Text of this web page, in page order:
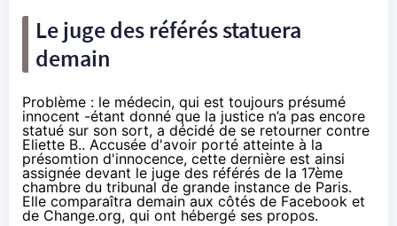
Le juge des référés statuera
demain
Problème : le médecin, qui est toujours présumé
innocent -étant donné que la justice n’a pas encore
statué sur son sort, a décidé de se retourner contre
Eliette B.. Accusée d'avoir porté atteinte à la
présomtion d'innocence, cette dernière est ainsi
assignée devant le juge des référés de la 17ème
chambre du tribunal de grande instance de Paris.
Elle comparaîtra demain aux côtés de Facebook et
de Change.org, qui ont hébergé ses propos.